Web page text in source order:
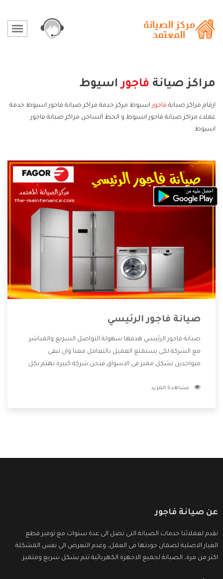
مراكز صيانة فاجوراسيوط
ارقام مراكز صيانة فاجور اسيوط مركز خدمة مراكز صيانة فاجور اسيوط خدمة
عملاء مراكز صيانة فاجور اسيوط و الخط الساخن مراكز صيانة فاجور
اسيوط.
صيانة فاجور الرئيسي
صيانة فاجور الرئيسي هدفها سهولة التواصل السريع والمباشر
مع الشركة لكى يستمتع العميل بالتعامل معنا وان نبقى
متواجدين بشكل مميز فى الاسواق فنحن شركة كبيرة نهتم بكل
الشركة بها والتى تكون منها خدمة الصيانة التى تكون من أهم
مشاهدة المزيد
عن صيانة فاجور
نقدم لعملائنا خدمات الصيانة التى تصل الى عدة سنوات مع توفير قطع
الغيار الاصلية لضمان جودتها فى العمل، وعدم التعرض الى نفس المشكلة
اكثر من مرة، الصيانة لجميع الاجهزة الكهربائية تتم بشكل سريع ومتميز.